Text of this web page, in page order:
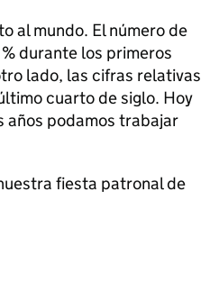
al mundo. El número de
durante los primeros
lado, las cifras relativas
cuarto de siglo. Hoy
años podamos trabajar
fiesta patronal de